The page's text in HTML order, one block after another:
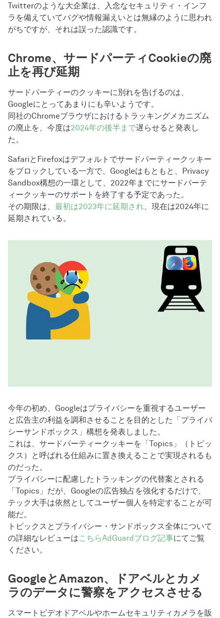
Twitterのような大企業は、入念なセキュリティ・インフ
ラを備えていてバグや情報漏えいとは無縁のように思われ
がちですが、それは誤った認識です。
Chrome、サードパーティCookieの廃
止を再び延期
サードパーティーのクッキーに別れを告げるのは、
Googleにとってあまりにも辛いようです。
同社のChromeブラウザにおけるトラッキングメカニズム
の廃止を、今度は2024年の後半まで遅らせると発表し
た。
SafariとFirefoxはデフォルトでサードパーティークッキー
をブロックしている一方で、Googleはもともと、Privacy
Sandbox構想の一環として、2022年までにサードパーテ
ィークッキーのサポートを終了する予定であった。
その期限は、 最初は2023年に延期され、現在は2024年に
延期されている。
今年の初め、Googleはプライバシーを重視するユーザー
と広告主の利益を調和させることを目的とした「プライバ
シーサンドボックス」構想を発表しました。
これは、サードパーティークッキーを「Topics」（トピッ
クス）と呼ばれる仕組みに置き換えることで実現されるも
のだった。
プライバシーに配慮したトラッキングの代替案とされる
「Topics」だが、Googleの広告独占を強化するだけで、
テック大手は依然としてユーザー個人を特定することが可
能だ。
トピックスとプライバシー・サンドボックス全体について
の詳細なレビューはこちらAdGuardブログ記事にてご覧
ください。
GoogleとAmazon、ドアベルとカメ
ラのデータに警察をアクセスさせる
スマートビデオドアベルやホームセキュリティカメラを販